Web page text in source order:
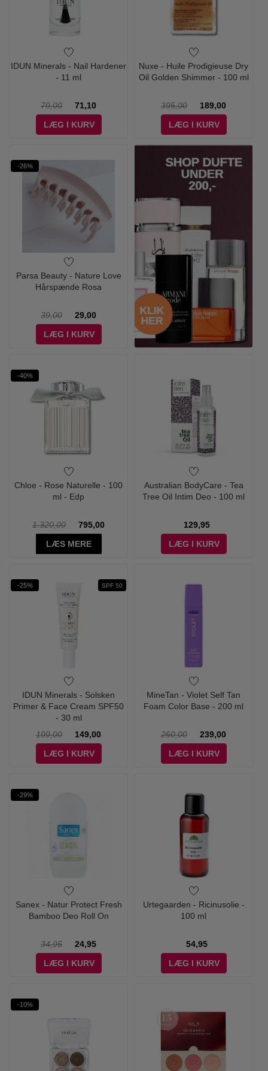
IDUN Minerals - Nail Hardener
- 11 ml
79,00
71,10
LÆG I KURV
Nuxe - Huile Prodigieuse Dry
Oil Golden Shimmer - 100 ml
395,00
189,00
LÆG I KURV
-26%
Parsa Beauty - Nature Love
Hårspænde Rosa
39,00
29,00
LÆG I KURV
-40%
Chloe - Rose Naturelle - 100
ml - Edp
1.320,00
795,00
LÆS MERE
Australian BodyCare - Tea
Tree Oil Intim Deo - 100 ml
129,95
LÆG I KURV
-25% SPF 50
IDUN Minerals - Solsken
Primer & Face Cream SPF50
- 30 ml
199,00
149,00
LÆG I KURV
MineTan - Violet Self Tan
Foam Color Base - 200 ml
260,00
239,00
LÆG I KURV
-29%
Sanex - Natur Protect Fresh
Bamboo Deo Roll On
34,95
24,95
LÆG I KURV
Urtegaarden - Ricinusolie -
100 ml
54,95
LÆG I KURV
-10%